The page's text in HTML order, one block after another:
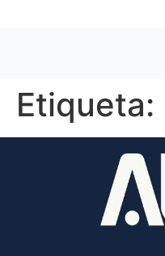
Etiqueta: